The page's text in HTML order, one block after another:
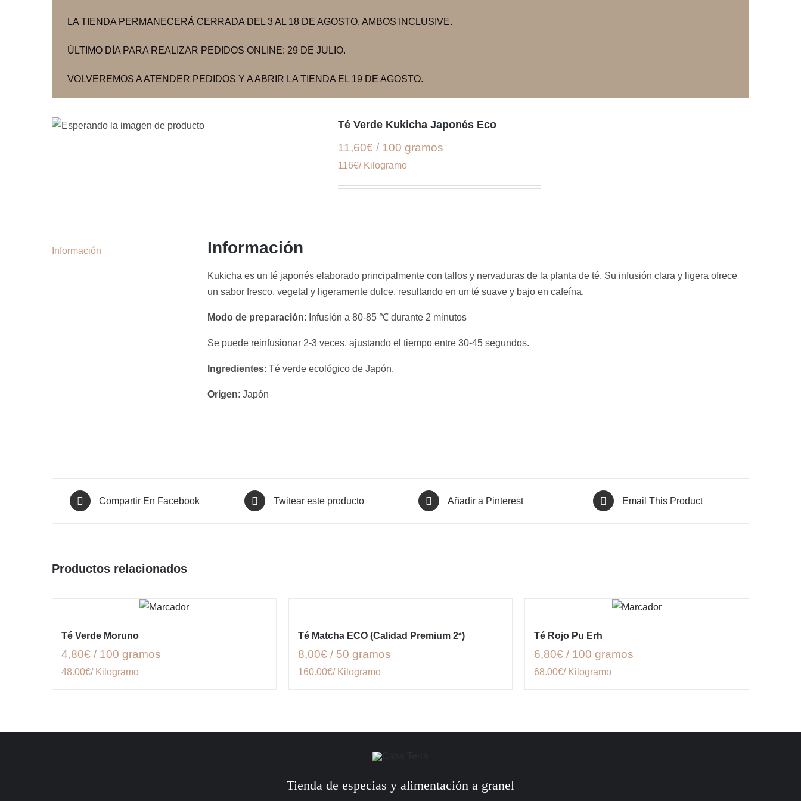
LA TIENDA PERMANECERÁ CERRADA DEL 3 AL 18 DE AGOSTO, AMBOS INCLUSIVE.
ÚLTIMO DÍA PARA REALIZAR PEDIDOS ONLINE: 29 DE JULIO.
VOLVEREMOS A ATENDER PEDIDOS Y A ABRIR LA TIENDA EL 19 DE AGOSTO.
Té Verde Kukicha Japonés Eco
11,60€ / 100 gramos
116€/ Kilogramo
Información Información
Kukicha es un té japonés elaborado principalmente con tallos y nervaduras de la planta de té. Su infusión clara y ligera ofrece
un sabor fresco, vegetal y ligeramente dulce, resultando en un té suave y bajo en cafeína.
Modo de preparación: Infusión a 80-85 ℃ durante 2 minutos
Se puede reinfusionar 2-3 veces, ajustando el tiempo entre 30-45 segundos.
Ingredientes: Té verde ecológico de Japón.
Origen: Japón
Compartir En Facebook Twitear este producto Añadir a Pinterest Email This Product
Productos relacionados
Té Verde Moruno
4,80€ / 100 gramos
48.00€/ Kilogramo
Té Matcha ECO (Calidad Premium 2ª)
8,00€ / 50 gramos
160.00€/ Kilogramo
Té Rojo Pu Erh
6,80€ / 100 gramos
68.00€/ Kilogramo
Tienda de especias y alimentación a granel